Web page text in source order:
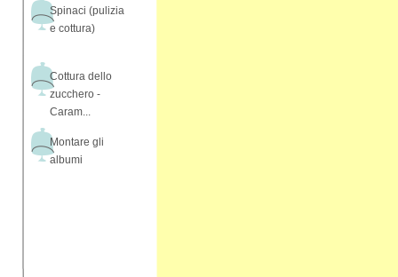
Spinaci (pulizia
e cottura)
Cottura dello
zucchero -
Caram...
Montare gli
albumi